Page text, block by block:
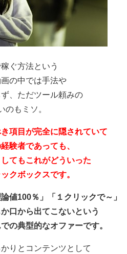
ぐ方法という
の中では手法や
、ただツール頼みの
のもミソ。
項目が完全に隠されていて
験者であっても、
てもこれがどういった
クボックスです。
値100％」「１クリックで～」
口から出てこないという
の典型的なオファーです。
りとコンテンツとして